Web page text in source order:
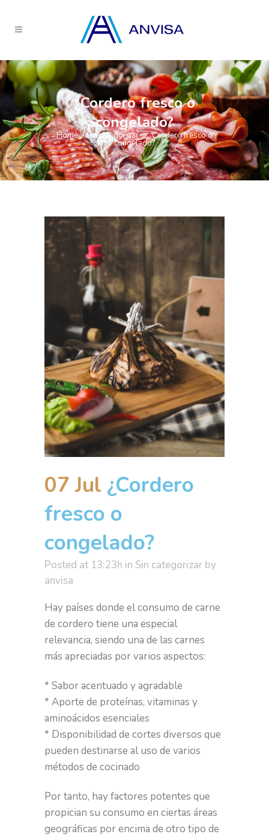
¿Cordero fresco o
congelado?
Home>Sin categorizar>¿Cordero fresco o
congelado?
07 Jul ¿Cordero
fresco o
congelado?
Posted at 13:23h in Sin categorizar by
anvisa
Hay países donde el consumo de carne
de cordero tiene una especial
relevancia, siendo una de las carnes
más apreciadas por varios aspectos:
* Sabor acentuado y agradable
* Aporte de proteínas, vitaminas y
aminoácidos esenciales
* Disponibilidad de cortes diversos que
pueden destinarse al uso de varios
métodos de cocinado
Por tanto, hay factores potentes que
propician su consumo en ciertas áreas
geográficas por encima de otro tipo de